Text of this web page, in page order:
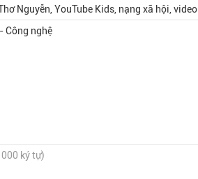
Nguyễn, YouTube Kids, nạng xã hội, video
Công nghệ